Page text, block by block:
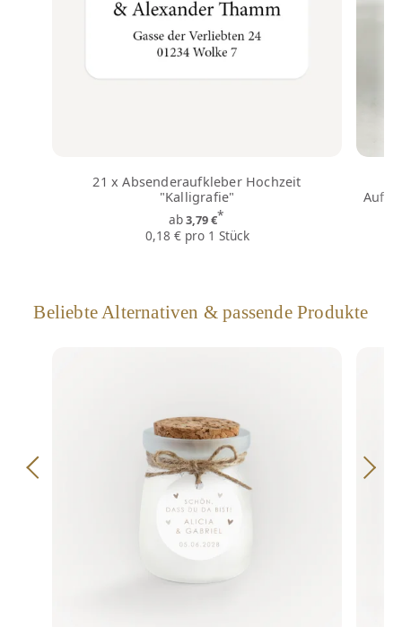
21 x Absenderaufkleber Hochzeit
"Kalligrafie"
ab3,79 €*
0,18 € pro 1 Stück
Beliebte Alternativen & passende Produkte